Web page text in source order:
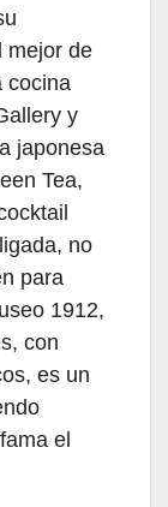
mejor de
cocina
y
japonesa
Tea,
no
para
1912,
con
es un
el